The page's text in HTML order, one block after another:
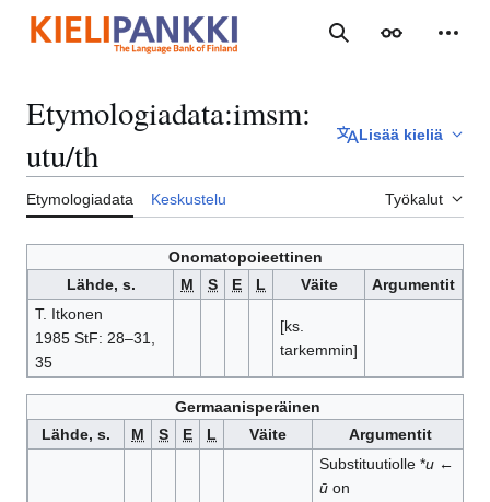
sisältöön
Haku Ulkoasu
Etymologiadata:imsm:
utu/th
Lisää kieliä
Etymologiadata Keskustelu Työkalut
Onomatopoieettinen
Lähde, s.
M S E L Väite
Argumentit
T. Itkonen
1985 StF: 28–31,
35
[ks.
tarkemmin]
Germaanisperäinen
Lähde, s.
M S E L Väite Argumentit
Substituutiolle *u←
ūon